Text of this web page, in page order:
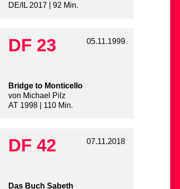
DE/IL 2017 | 92 Min.
DF 23 05.11.1999
Bridge to Monticello
von Michael Pilz
AT 1998 | 110 Min.
DF 42 07.11.2018
Das Buch Sabeth